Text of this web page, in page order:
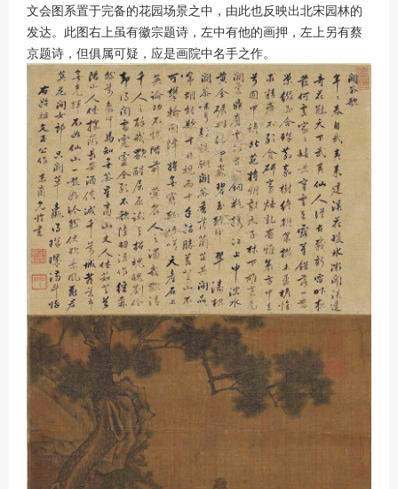
文会图系置于完备的花园场景之中，由此也反映出北宋园林的
发达。此图右上虽有徽宗题诗，左中有他的画押，左上另有蔡
京题诗，但俱属可疑，应是画院中名手之作。